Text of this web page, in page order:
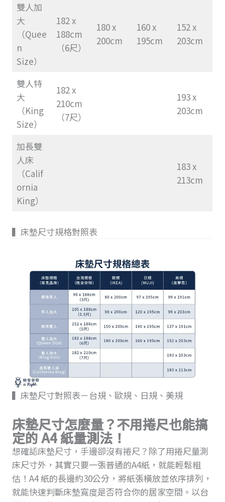
雙人加
大
（Quee
n
Size）
182 x
188cm
（6尺）
180 x
200cm
160 x
195cm
152 x
203cm
雙人特
大
（King
Size）
182 x
210cm
（7尺）
193 x
203cm
加長雙
人床
（Calif
ornia
King）
183 x
213cm
▍床墊尺寸規格對照表
▍床墊尺寸對照表－台規、歐規、日規、美規
床墊尺寸怎麼量？不用捲尺也能搞
定的 A4 紙量測法！
想確認床墊尺寸，手邊卻沒有捲尺？除了用捲尺量測
床尺寸外，其實只要一張普通的A4紙，就能輕鬆粗
估！A4 紙的長邊約30公分，將紙張橫放並依序排列，
就能快速判斷床墊寬度是否符合你的居家空間。以台